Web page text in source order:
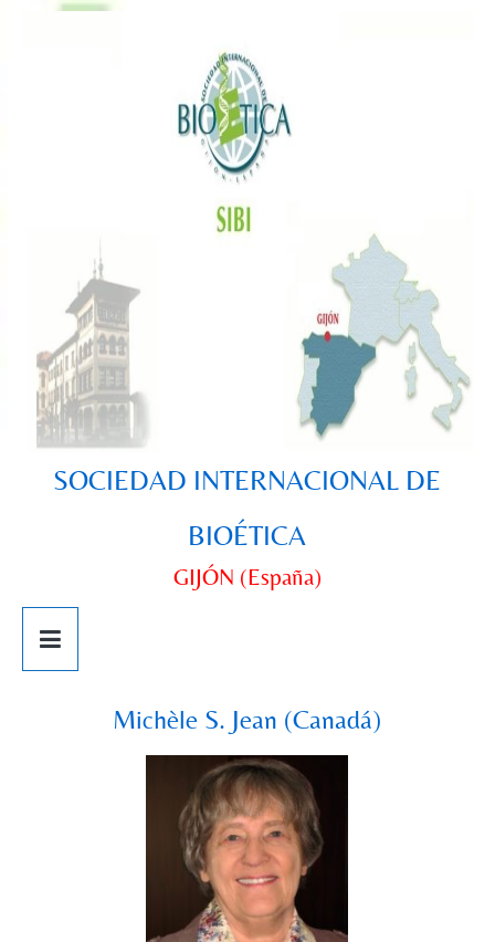
SOCIEDAD INTERNACIONAL DE
BIOÉTICA
GIJÓN (España)
Michèle S. Jean (Canadá)